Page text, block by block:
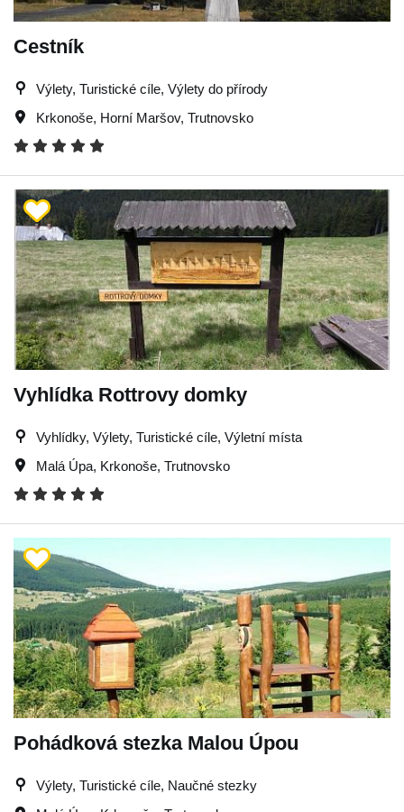
Cestník
Výlety, Turistické cíle, Výlety do přírody
Krkonoše, Horní Maršov, Trutnovsko
Vyhlídka Rottrovy domky
Vyhlídky, Výlety, Turistické cíle, Výletní místa
Malá Úpa, Krkonoše, Trutnovsko
Pohádková stezka Malou Úpou
Výlety, Turistické cíle, Naučné stezky